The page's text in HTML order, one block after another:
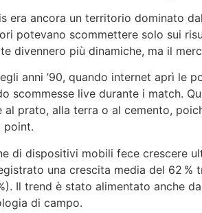
era ancora un territorio dominato
potevano scommettere solo sui
divennero più dinamiche, ma il
anni ’90, quando internet aprì le
scommesse live durante i match.
al prato, alla terra o al cemento,
point.
di dispositivi mobili fece crescere
una crescita media del 62
Il trend è stato alimentato anche
di campo.